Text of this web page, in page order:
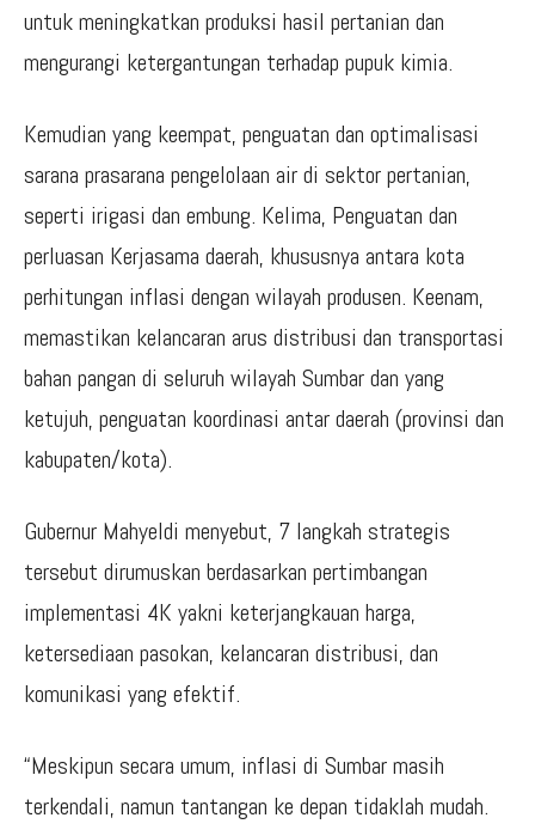
untuk meningkatkan produksi hasil pertanian dan
mengurangi ketergantungan terhadap pupuk kimia.
Kemudian yang keempat, penguatan dan optimalisasi
sarana prasarana pengelolaan air di sektor pertanian,
seperti irigasi dan embung. Kelima, Penguatan dan
perluasan Kerjasama daerah, khususnya antara kota
perhitungan inflasi dengan wilayah produsen. Keenam,
memastikan kelancaran arus distribusi dan transportasi
bahan pangan di seluruh wilayah Sumbar dan yang
ketujuh, penguatan koordinasi antar daerah (provinsi dan
kabupaten/kota).
Gubernur Mahyeldi menyebut, 7 langkah strategis
tersebut dirumuskan berdasarkan pertimbangan
implementasi 4K yakni keterjangkauan harga,
ketersediaan pasokan, kelancaran distribusi, dan
komunikasi yang efektif.
“Meskipun secara umum, inflasi di Sumbar masih
terkendali, namun tantangan ke depan tidaklah mudah.